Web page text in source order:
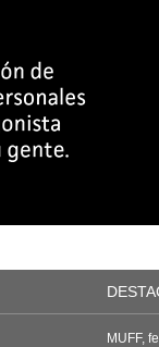
MUFF,